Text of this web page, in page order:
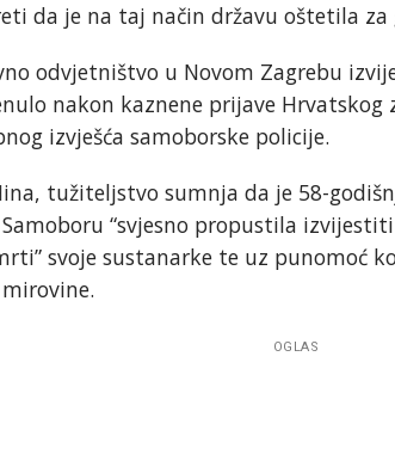
da je na taj način državu oštetila za
odvjetništvo u Novom Zagrebu
nakon kaznene prijave Hrvatskog
izvješća samoborske policije.
tužiteljstvo sumnja da je 58-
“svjesno propustila
svoje sustanarke te uz punomoć
OGLAS